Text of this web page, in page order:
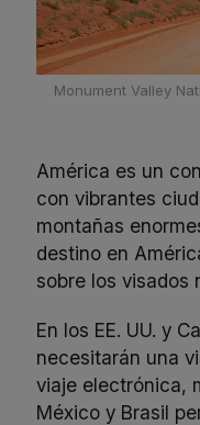
Monument Valley
América es un
con vibrantes
montañas
destino en
sobre los visados
En los EE. UU. y
necesitarán una
viaje electrónica,
México y Brasil